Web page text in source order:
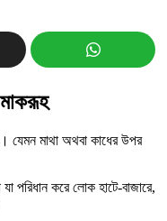
যেমন মাথা অথবা কাধের উপর
পরিধান করে লোক হাটে-বাজারে,